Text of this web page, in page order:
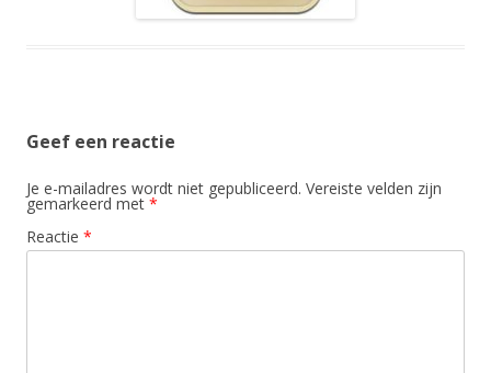
Geef een reactie
Je e-mailadres wordt niet gepubliceerd. Vereiste velden zijn
gemarkeerd met *
Reactie *